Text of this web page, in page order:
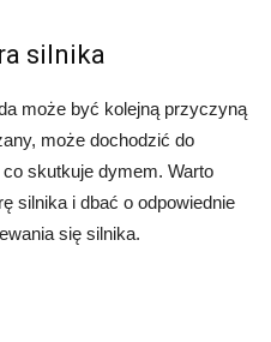
silnika
może być kolejną przyczyną
może dochodzić do
co skutkuje dymem. Warto
silnika i dbać o odpowiednie
się silnika.